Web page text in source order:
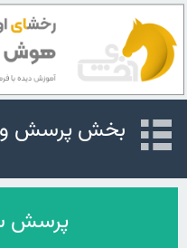
بخش پرسش و
پرسش